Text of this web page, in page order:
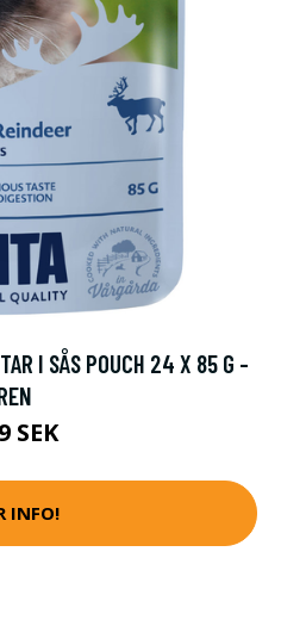
I SÅS POUCH 24 X 85 G -
SEK
INFO!